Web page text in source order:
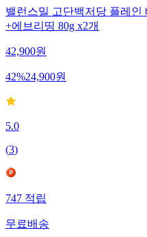
밸런스밀 고단백저당 플레인
+에브리띵 80g x2개
42,900원
42%24,900원
5.0
(3)
747적립
무료배송